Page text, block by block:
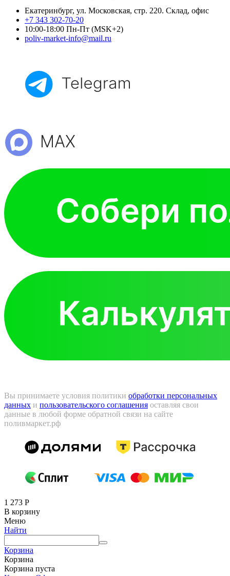
Екатеринбург, ул. Московская, стр. 220. Склад, офис
+7 343 302-70-20
10:00-18:00 Пн-Пт (MSK+2)
poliv-market-info@mail.ru
Вы принимаете условия политики обработки персональных
данных и пользовательского соглашения оставляя свои
данные в любой форме обратной связи на сайте
поливмаркет.рф
1 273 Р
В корзину
Меню
Найти
Корзина
Корзина
Корзина пуста